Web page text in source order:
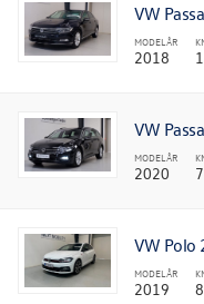
VW
MODELÅR
2018
VW
MODELÅR
2020
VW Polo
MODELÅR
2019